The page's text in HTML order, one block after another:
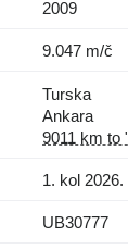
2009
9.047 m/č
Turska
Ankara
9011 km to
1. kol 2026.
UB30777